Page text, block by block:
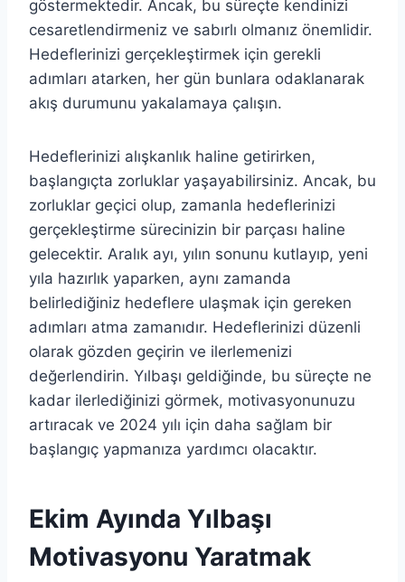
göstermektedir. Ancak, bu süreçte kendinizi
cesaretlendirmeniz ve sabırlı olmanız önemlidir.
Hedeflerinizi gerçekleştirmek için gerekli
adımları atarken, her gün bunlara odaklanarak
akış durumunu yakalamaya çalışın.
Hedeflerinizi alışkanlık haline getirirken,
başlangıçta zorluklar yaşayabilirsiniz. Ancak, bu
zorluklar geçici olup, zamanla hedeflerinizi
gerçekleştirme sürecinizin bir parçası haline
gelecektir. Aralık ayı, yılın sonunu kutlayıp, yeni
yıla hazırlık yaparken, aynı zamanda
belirlediğiniz hedeflere ulaşmak için gereken
adımları atma zamanıdır. Hedeflerinizi düzenli
olarak gözden geçirin ve ilerlemenizi
değerlendirin. Yılbaşı geldiğinde, bu süreçte ne
kadar ilerlediğinizi görmek, motivasyonunuzu
artıracak ve 2024 yılı için daha sağlam bir
başlangıç yapmanıza yardımcı olacaktır.
Ekim Ayında Yılbaşı
Motivasyonu Yaratmak